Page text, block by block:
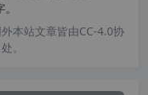
本站文章皆由CC-4.0协
。